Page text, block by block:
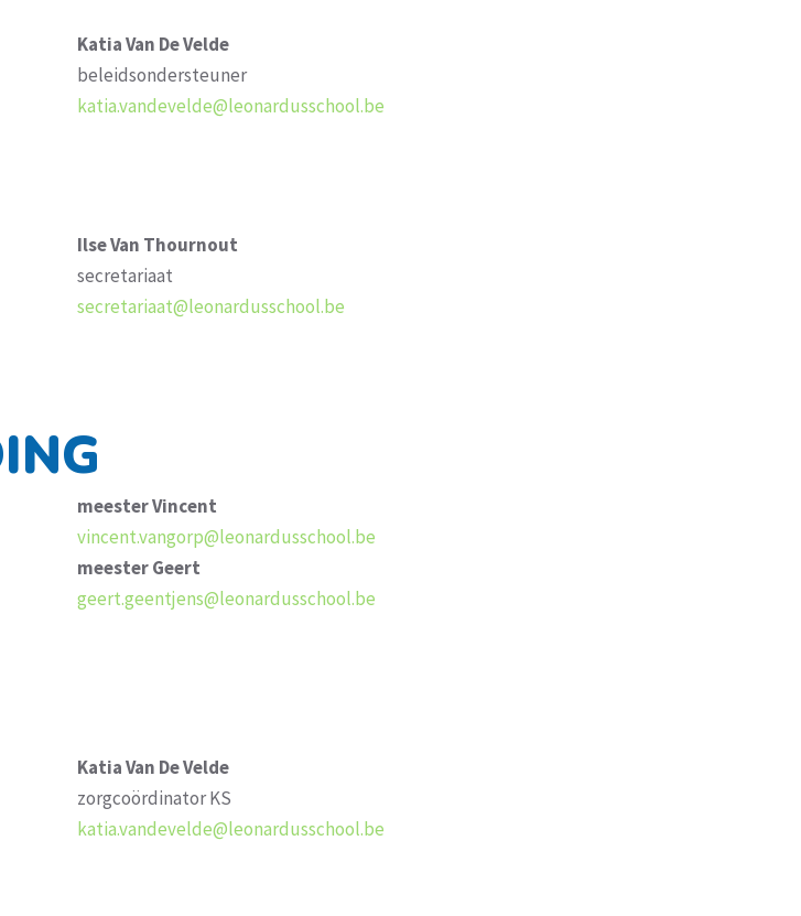
Katia Van De Velde
beleidsondersteuner
katia.vandevelde@leonardusschool.be
Ilse Van Thournout
secretariaat
secretariaat@leonardusschool.be
meester Vincent
vincent.vangorp@leonardusschool.be
meester Geert
geert.geentjens@leonardusschool.be
Katia Van De Velde
zorgcoördinator KS
katia.vandevelde@leonardusschool.be